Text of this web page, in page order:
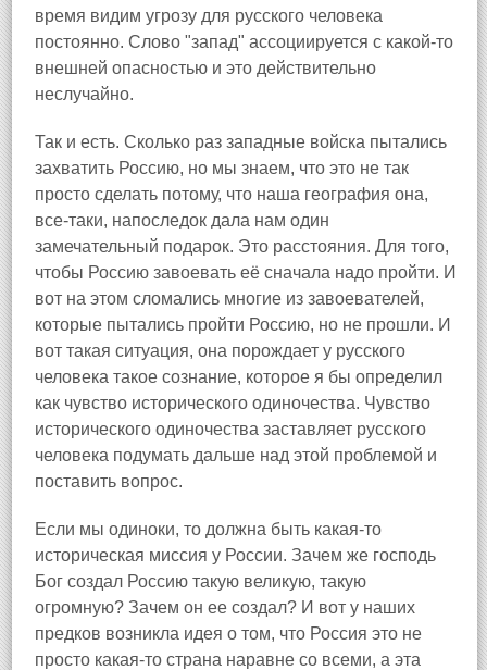
время видим угрозу для русского человека
постоянно. Слово "запад" ассоциируется с какой-то
внешней опасностью и это действительно
неслучайно.
Так и есть. Сколько раз западные войска пытались
захватить Россию, но мы знаем, что это не так
просто сделать потому, что наша география она,
все-таки, напоследок дала нам один
замечательный подарок. Это расстояния. Для того,
чтобы Россию завоевать её сначала надо пройти. И
вот на этом сломались многие из завоевателей,
которые пытались пройти Россию, но не прошли. И
вот такая ситуация, она порождает у русского
человека такое сознание, которое я бы определил
как чувство исторического одиночества. Чувство
исторического одиночества заставляет русского
человека подумать дальше над этой проблемой и
поставить вопрос.
Если мы одиноки, то должна быть какая-то
историческая миссия у России. Зачем же господь
Бог создал Россию такую великую, такую
огромную? Зачем он ее создал? И вот у наших
предков возникла идея о том, что Россия это не
просто какая-то страна наравне со всеми, а эта